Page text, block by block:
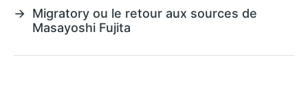
→ Migratory ou le retour aux sources de
Masayoshi Fujita